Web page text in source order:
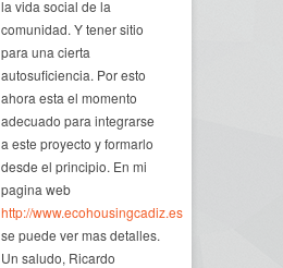
la vida social de la
comunidad. Y tener sitio
para una cierta
autosuficiencia. Por esto
ahora esta el momento
adecuado para integrarse
a este proyecto y formarlo
desde el principio. En mi
pagina web
http://www.ecohousingcadiz.es
se puede ver mas detalles.
Un saludo, Ricardo